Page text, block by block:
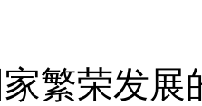
繁荣发展